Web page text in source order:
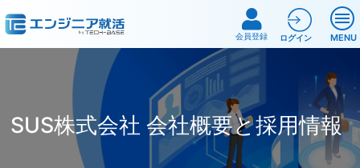
MENU
会員登録 ログイン
SUS株式会社 会社概要と採用情報